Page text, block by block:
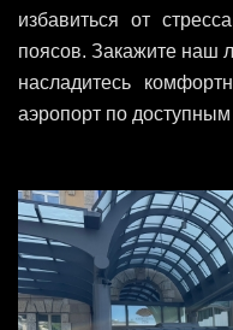
избавиться от
поясов. Закажите наш
насладитесь
аэропорт по